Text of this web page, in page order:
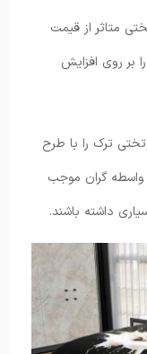
متاثر از قیمت
بر روی افزایش
ترک را با طرح
گران موجب
داشته باشند.